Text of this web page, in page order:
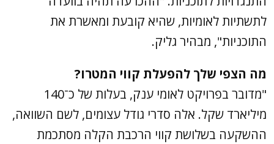
לתשתיות לאומיות, שהיא קובעת ומאשרת את
התוכניות", מבהיר גליק.
מה הצפי שלך להפעלת קווי המטרו?
"מדובר בפרויקט לאומי ענק, בעלות של כ־140
מיליארד שקל. אלה סדרי גודל עצומים, לשם השוואה,
ההשקעה בשלושת קווי הרכבת הקלה מסתכמת